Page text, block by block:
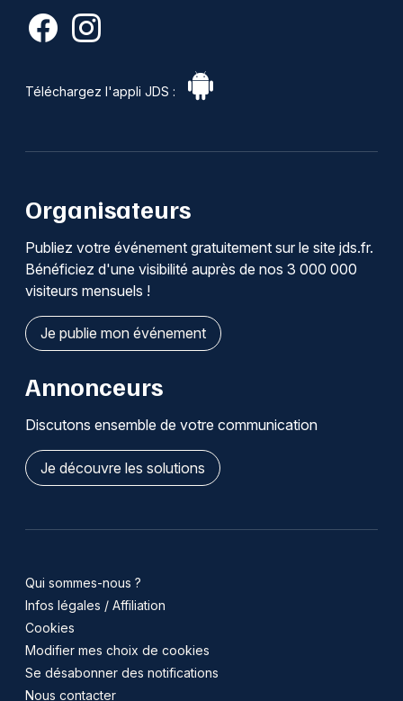
Téléchargez l'appli JDS :
Organisateurs
Publiez votre événement gratuitement sur le site jds.fr.
Bénéficiez d'une visibilité auprès de nos 3 000 000
visiteurs mensuels !
Je publie mon événement
Annonceurs
Discutons ensemble de votre communication
Je découvre les solutions
Qui sommes-nous ?
Infos légales / Affiliation
Cookies
Modifier mes choix de cookies
Se désabonner des notifications
Nous contacter